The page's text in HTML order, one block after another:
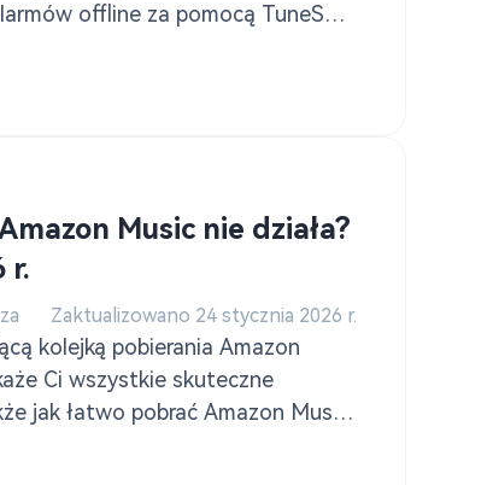
offline za pomocą TuneSolo
Music nie działa?
r.
Zaktualizowano 24 stycznia 2026 r.
kolejką pobierania Amazon
Ci wszystkie skuteczne
jak łatwo pobrać Amazon Music